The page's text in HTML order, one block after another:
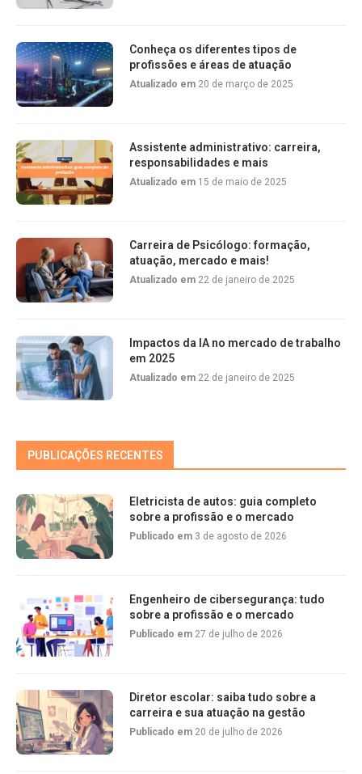
Conheça os diferentes tipos de
profissões e áreas de atuação
Atualizado em 20 de março de 2025
Assistente administrativo: carreira,
responsabilidades e mais
Atualizado em 15 de maio de 2025
Carreira de Psicólogo: formação,
atuação, mercado e mais!
Atualizado em 22 de janeiro de 2025
Impactos da IA no mercado de trabalho
em 2025
Atualizado em 22 de janeiro de 2025
PUBLICAÇÕES RECENTES
Eletricista de autos: guia completo
sobre a profissão e o mercado
Publicado em 3 de agosto de 2026
Engenheiro de cibersegurança: tudo
sobre a profissão e o mercado
Publicado em 27 de julho de 2026
Diretor escolar: saiba tudo sobre a
carreira e sua atuação na gestão
Publicado em 20 de julho de 2026